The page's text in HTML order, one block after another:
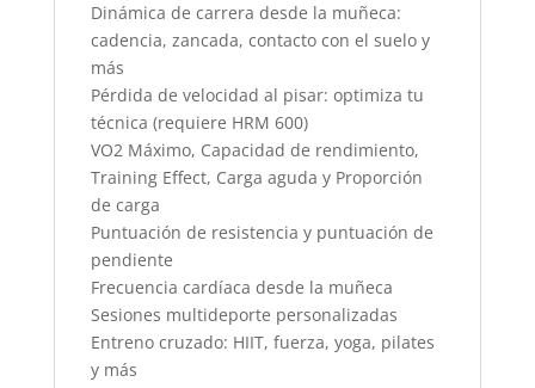
Dinámica de carrera desde la muñeca:
cadencia, zancada, contacto con el suelo y
más
Pérdida de velocidad al pisar: optimiza tu
técnica (requiere HRM 600)
VO2 Máximo, Capacidad de rendimiento,
Training Effect, Carga aguda y Proporción
de carga
Puntuación de resistencia y puntuación de
pendiente
Frecuencia cardíaca desde la muñeca
Sesiones multideporte personalizadas
Entreno cruzado: HIIT, fuerza, yoga, pilates
y más